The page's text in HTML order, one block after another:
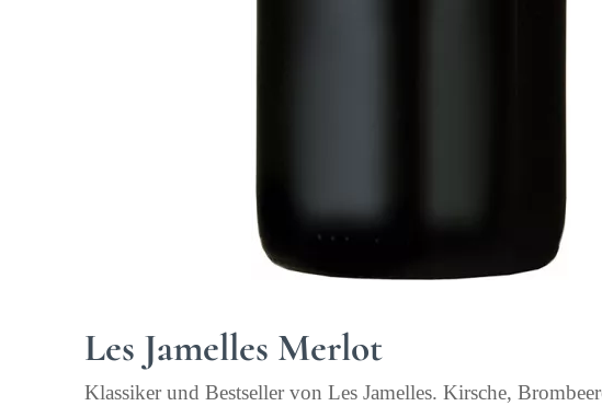
Les Jamelles Merlot
Klassiker und Bestseller von Les Jamelles. Kirsche,